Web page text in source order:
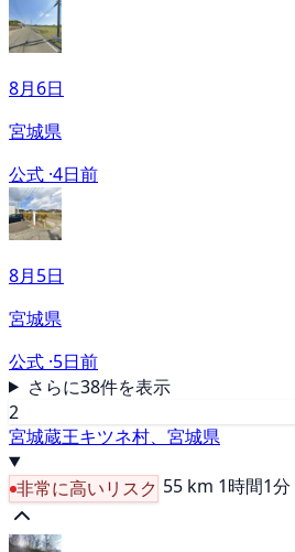
8月6日
宮城県
公式 ·4日前
8月5日
宮城県
公式 ·5日前
さらに38件を表示
2
宮城蔵王キツネ村、宮城県
非常に高いリスク 55 km 1時間1分